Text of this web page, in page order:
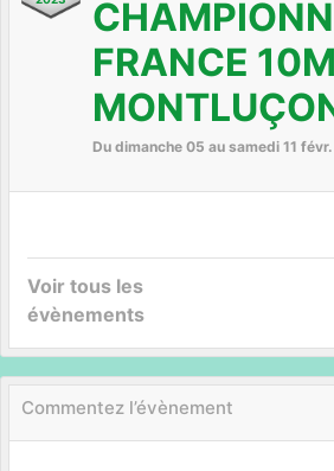
FRANCE 10M
Du dimanche 05 au samedi 11 févr.
Voir tous les
évènements
Commentez l’évènement